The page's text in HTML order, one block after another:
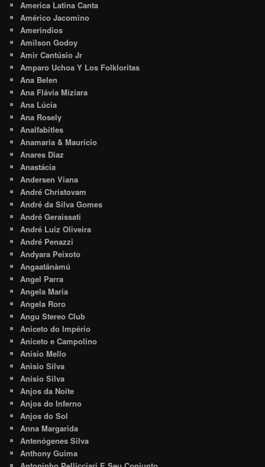
America Latina Canta
Américo Jacomino
Amerindios
Amilson Godoy
Amir Cantúsio Jr
Amparo Uchoa Y Los Folkloritas
Ana Belen
Ana Flávia Miziara
Ana Lúcia
Ana Rosely
Analfabitles
Anamaria & Maurício
Anares Diaz
Anastácia
Andersen Viana
André Christovam
André da Silva Gomes
André Geraissati
André Luiz Oliveira
André Penazzi
Andyara Peixoto
Angaatãnàmú
Angel Parra
Angela Maria
Angela Roro
Angu Stereo Club
Aniceto do Império
Aniceto e Campolino
Anisio Mello
Anisio Silva
Anísio Silva
Anjos da Noite
Anjos do Inferno
Anjos do Sol
Anna Margarida
Antenógenes Silva
Anthony Guima